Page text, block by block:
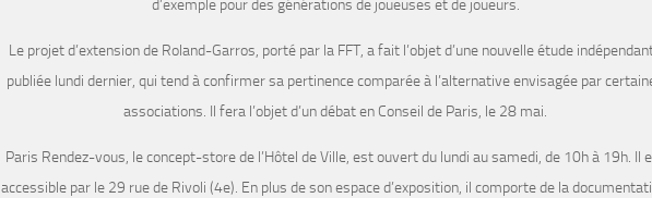
d’exemple pour des générations de joueuses et de joueurs.
Le projet d’extension de Roland-Garros, porté par la FFT, a fait l’objet d’une nouvelle étude
publiée lundi dernier, qui tend à confirmer sa pertinence comparée à l’alternative envisagée par
associations. Il fera l’objet d’un débat en Conseil de Paris, le 28 mai.
Paris Rendez-vous, le concept-store de l’Hôtel de Ville, est ouvert du lundi au samedi, de 10h à 19h. Il
accessible par le 29 rue de Rivoli (4e). En plus de son espace d’exposition, il comporte de la